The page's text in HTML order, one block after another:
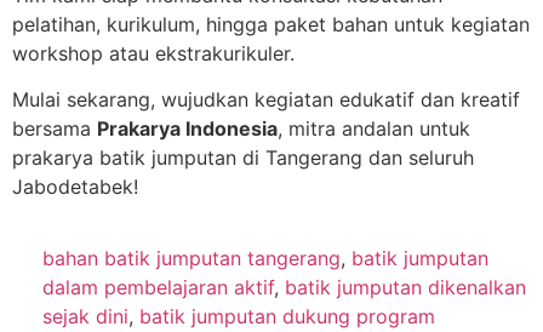
pelatihan, kurikulum, hingga paket bahan untuk kegiatan
workshop atau ekstrakurikuler.
Mulai sekarang, wujudkan kegiatan edukatif dan kreatif
bersama Prakarya Indonesia, mitra andalan untuk
prakarya batik jumputan di Tangerang dan seluruh
Jabodetabek!
bahan batik jumputan tangerang, batik jumputan
dalam pembelajaran aktif, batik jumputan dikenalkan
sejak dini, batik jumputan dukung program